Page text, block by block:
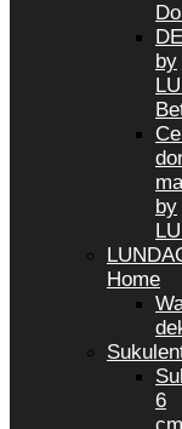
by
by
Home
6